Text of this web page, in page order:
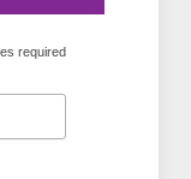
required